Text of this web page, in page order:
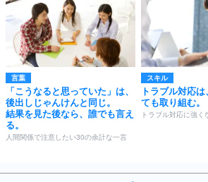
言葉
「こうなると思っていた」は、
後出しじゃんけんと同じ。
結果を見た後なら、誰でも言え
る。
人間関係で注意したい30の余計な一言
スキル
トラブル対応
ても取り組む。
トラブル対応に強く